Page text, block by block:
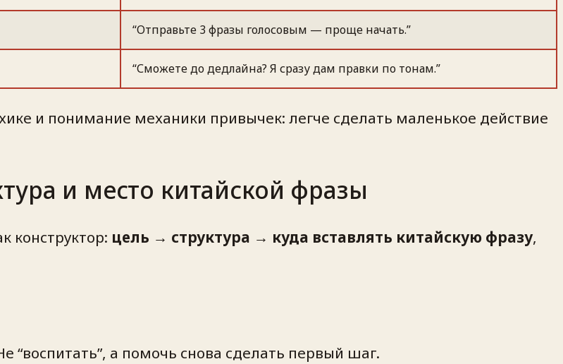
“Отправьте 3 фразы голосовым — проще начать.”
“Сможете до дедлайна? Я сразу дам правки по тонам.”
и понимание механики привычек: легче сделать маленькое действие
и место китайской фразы
конструктор: цель → структура → куда вставлять китайскую фразу,
“воспитать”, а помочь снова сделать первый шаг.